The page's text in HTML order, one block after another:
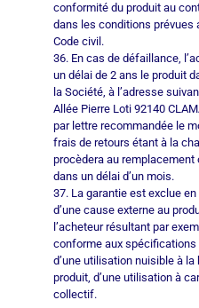
conformité du produit au
dans les conditions prévues
Code civil.
36. En cas de défaillance,
un délai de 2 ans le produit
la Société, à l’adresse
Allée Pierre Loti 92140
par lettre recommandée le
frais de retours étant à la
procèdera au remplacement
dans un délai d’un mois.
37. La garantie est exclue
d’une cause externe au
l’acheteur résultant par
conforme aux spécifications
d’une utilisation nuisible à
produit, d’une utilisation à
collectif.